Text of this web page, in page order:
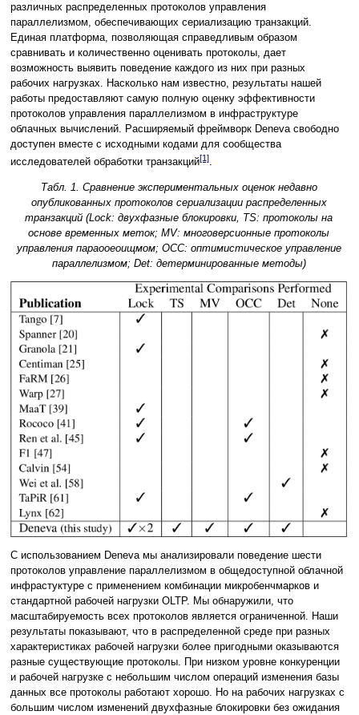
различных распределенных протоколов управления
параллелизмом, обеспечивающих сериализацию транзакций.
Единая платформа, позволяющая справедливым образом
сравнивать и количественно оценивать протоколы, дает
возможность выявить поведение каждого из них при разных
рабочих нагрузках. Насколько нам известно, результаты нашей
работы предоставляют самую полную оценку эффективности
протоколов управления параллелизмом в инфраструктуре
облачных вычислений. Расширяемый фреймворк Deneva свободно
доступен вместе с исходными кодами для сообщества
исследователей обработки транзакций[1].
Табл. 1. Сравнение экспериментальных оценок недавно
опубликованных протоколов сериализации распределенных
транзакций (Lock: двухфазные блокировки, TS: протоколы на
основе временных меток; MV: многоверсионные протоколы
управления параооеоищмом; OCC: оптимистическое управление
параллелизмом; Det: детерминированные методы)
С использованием Deneva мы анализировали поведение шести
протоколов управление параллелизмом в общедоступной облачной
инфрастуктуре с применением комбинации микробенчмарков и
стандартной рабочей нагрузки OLTP. Мы обнаружили, что
масштабируемость всех протоколов является ограниченной. Наши
результаты показывают, что в распределенной среде при разных
характеристиках рабочей нагрузки более пригодными оказываются
разные существующие протоколы. При низком уровне конкуренции
и рабочей нагрузке с небольшим числом операций изменения базы
данных все протоколы работают хорошо. Но на рабочих нагрузках с
большим числом изменений двухфазные блокировки без ожидания